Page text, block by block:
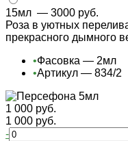
15мл — 3000 руб.
Роза в уютных
прекрасного дымного
•Фасовка — 2мл
•Артикул — 834/2
1 000 руб.
1 000 руб.
-